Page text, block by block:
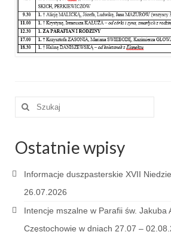
Nabożeństwa różne
Pogrzeb katolicki
Sakramenty
Sakrament eucharystii
Sakrament pojednania
Sakrament małżeństwa
Sakrament namaszczenia
Szuklaj
Ostatnie wpisy
Informacje duszpasterskie XVII
26.07.2026
Intencje mszalne w Parafii św. Jakuba
Częstochowie w dniach 27.07 –